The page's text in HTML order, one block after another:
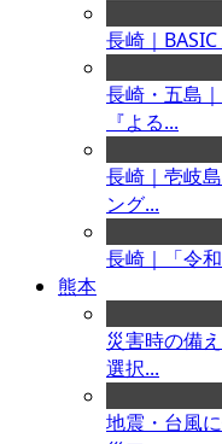
長崎｜
長崎・五島
『よる...
長崎｜壱岐
ング...
長崎｜「令
熊本
災害時の備
選択...
地震・台風